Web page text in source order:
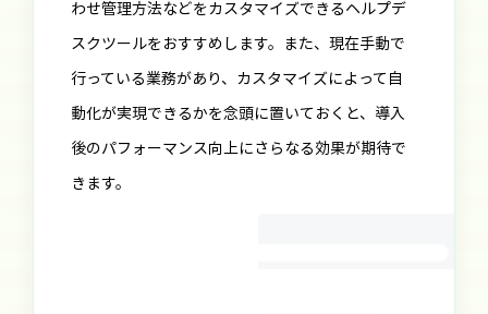
わせ管理方法などをカスタマイズできるヘルプデ
スクツールをおすすめします。また、現在手動で
行っている業務があり、カスタマイズによって自
動化が実現できるかを念頭に置いておくと、導入
後のパフォーマンス向上にさらなる効果が期待で
きます。